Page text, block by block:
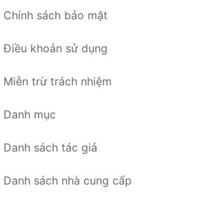
Chính sách bảo mật
Điều khoản sử dụng
Miễn trừ trách nhiệm
Danh mục
Danh sách tác giả
Danh sách nhà cung cấp